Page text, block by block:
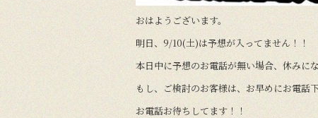
o
o
k
おはようございます。
明日、9/10(土)は予想が入ってません！！
本日中に予想のお電話が無い場合、休みに
もし、ご検討のお客様は、お早めにお電話下
お電話お待ちしてます！！